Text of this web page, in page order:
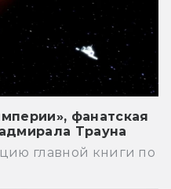
фанатская
Трауна
главной книги по